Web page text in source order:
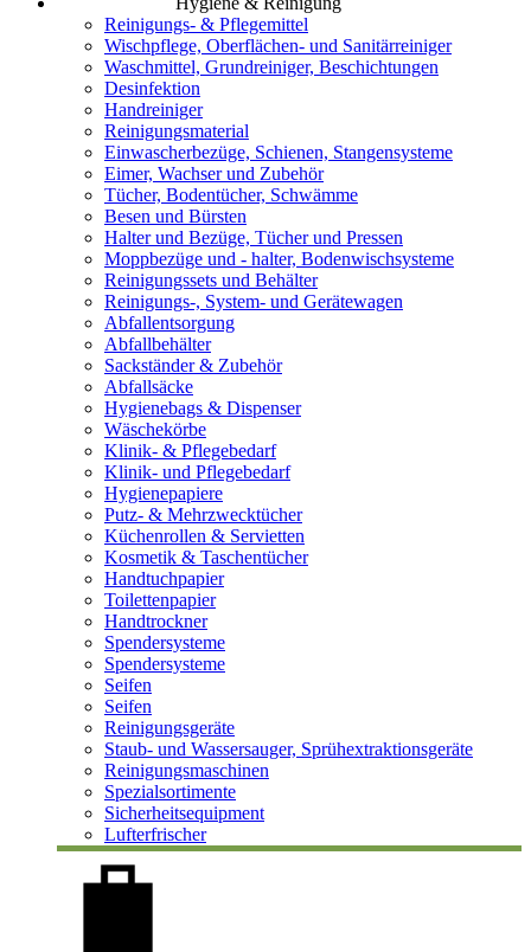
Reinigungs- & Pflegemittel
Wischpflege, Oberflächen- und Sanitärreiniger
Waschmittel, Grundreiniger, Beschichtungen
Desinfektion
Handreiniger
Reinigungsmaterial
Einwascherbezüge, Schienen, Stangensysteme
Eimer, Wachser und Zubehör
Tücher, Bodentücher, Schwämme
Besen und Bürsten
Halter und Bezüge, Tücher und Pressen
Moppbezüge und - halter, Bodenwischsysteme
Reinigungssets und Behälter
Reinigungs-, System- und Gerätewagen
Abfallentsorgung
Abfallbehälter
Sackständer & Zubehör
Abfallsäcke
Hygienebags & Dispenser
Wäschekörbe
Klinik- & Pflegebedarf
Klinik- und Pflegebedarf
Hygienepapiere
Putz- & Mehrzwecktücher
Küchenrollen & Servietten
Kosmetik & Taschentücher
Handtuchpapier
Toilettenpapier
Handtrockner
Spendersysteme
Spendersysteme
Seifen
Seifen
Reinigungsgeräte
Staub- und Wassersauger, Sprühextraktionsgeräte
Reinigungsmaschinen
Spezialsortimente
Sicherheitsequipment
Lufterfrischer